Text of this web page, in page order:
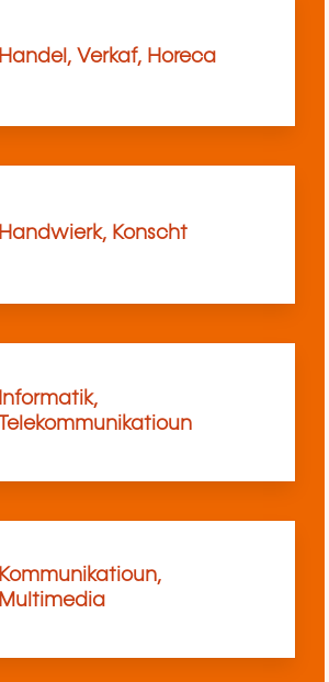
Handel, Verkaf, Horeca
Handwierk, Konscht
Informatik,
Telekommunikatioun
Kommunikatioun,
Multimedia